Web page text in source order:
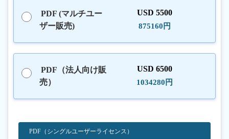
PDF (マルチユー
ザー販売)
USD 5500
875160円
PDF（法人向け販
売）
USD 6500
1034280円
PDF（シングルユーザーライセンス）